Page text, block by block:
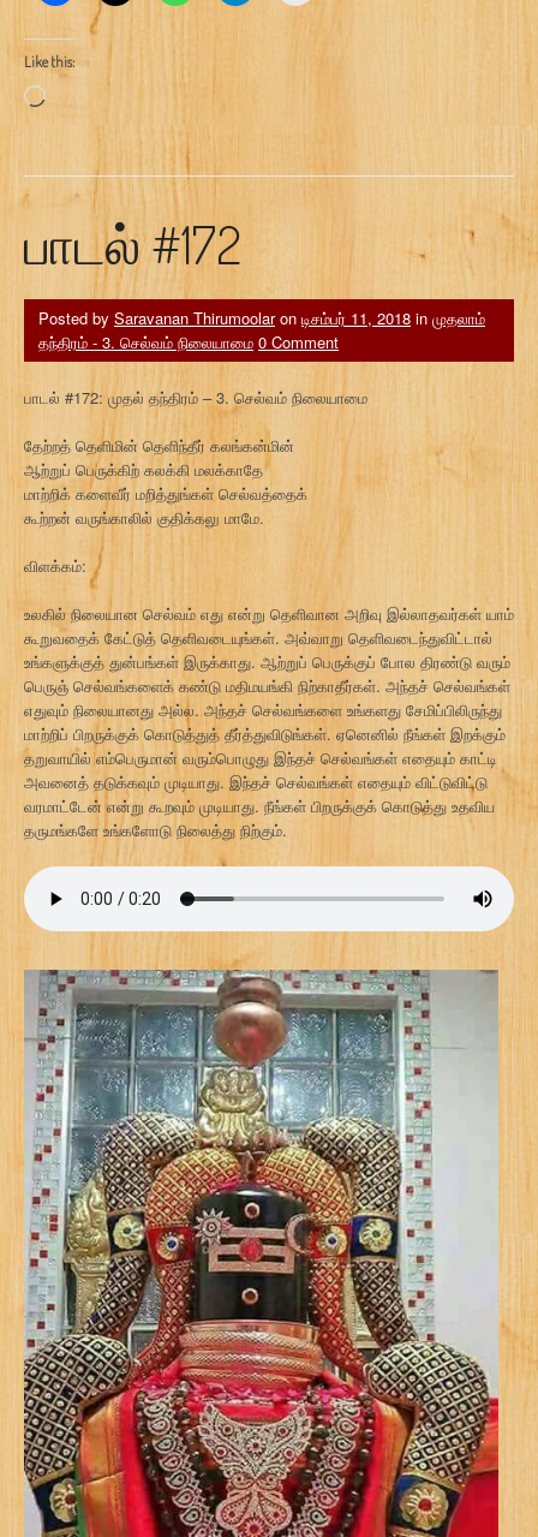
Like this:
Loading…
பாடல் #172
Posted by Saravanan Thirumoolaron டிசம்பர் 11, 2018 in முதலாம்
தந்திரம் - 3. செல்வம் நிலையாமை 0 Comment
பாடல் #172: முதல் தந்திரம் – 3. செல்வம் நிலையாமை
தேற்றத் தெளிமின் தெளிந்தீர் கலங்கன்மின்
ஆற்றுப் பெருக்கிற் கலக்கி மலக்காதே
மாற்றிக் களைவீர் மறித்துங்கள் செல்வத்தைக்
கூற்றன் வருங்காலில் குதிக்கலு மாமே.
விளக்கம்:
உலகில் நிலையான செல்வம் எது என்று தெளிவான அறிவு இல்லாதவர்கள் யாம்
கூறுவதைக் கேட்டுத் தெளிவடையுங்கள். அவ்வாறு தெளிவடைந்துவிட்டால்
உங்களுக்குத் துன்பங்கள் இருக்காது. ஆற்றுப் பெருக்குப் போல திரண்டு வரும்
பெருஞ் செல்வங்களைக் கண்டு மதிமயங்கி நிற்காதீர்கள். அந்தச் செல்வங்கள்
எதுவும் நிலையானது அல்ல. அந்தச் செல்வங்களை உங்களது சேமிப்பிலிருந்து
மாற்றிப் பிறருக்குக் கொடுத்துத் தீர்த்துவிடுங்கள். ஏனெனில் நீங்கள் இறக்கும்
தறுவாயில் எம்பெருமான் வரும்பொழுது இந்தச் செல்வங்கள் எதையும் காட்டி
அவனைத் தடுக்கவும் முடியாது. இந்தச் செல்வங்கள் எதையும் விட்டுவிட்டு
வரமாட்டேன் என்று கூறவும் முடியாது. நீங்கள் பிறருக்குக் கொடுத்து உதவிய
தருமங்களே உங்களோடு நிலைத்து நிற்கும்.